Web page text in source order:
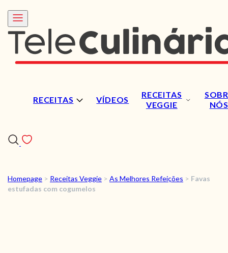
RECEITAS VÍDEOS
RECEITAS
VEGGIE
NÓS
RECEITAS
Homepage > Receitas Veggie > As Melhores Refeições > Favas
estufadas com cogumelos